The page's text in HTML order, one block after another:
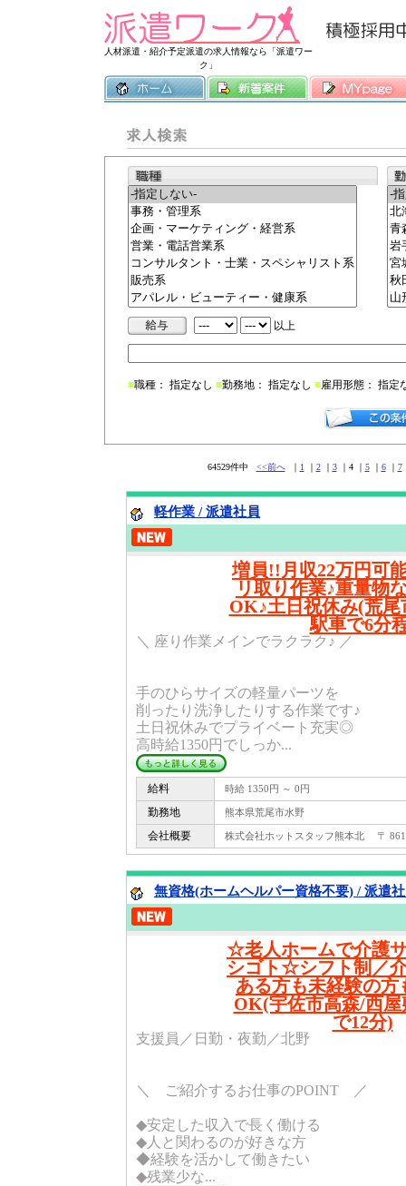
人材派遣・紹介予定派遣の求人情報なら「派遣ワー
ク」
常時3500件以
以上
■職種： 指定なし ■勤務地： 指定なし ■雇用形態： 指定
64529件中 <<前へ｜ 1 ｜ 2｜ 3｜4 ｜ 5｜ 6｜ 7
軽作業 / 派遣社員
増員!!月収22万円可
リ取り作業♪重量物
OK♪土日祝休み(荒尾
駅車で6分
＼ 座り作業メインでラクラク♪ ／
手のひらサイズの軽量パーツを
削ったり洗浄したりする作業です♪
土日祝休みでプライベート充実◎
高時給1350円でしっか...
給料 時給 1350円 ～ 0円
勤務地 熊本県荒尾市水野
会社概要 株式会社ホットスタッフ熊本北 〒
無資格(ホームヘルパー資格不要) / 派遣
☆老人ホームで介護
シゴト☆シフト制／
ある方も未経験の方
OK(宇佐市高森/西屋
で12分)
支援員／日勤・夜勤／北野
＼ ご紹介するお仕事のPOINT ／
◆安定した収入で長く働ける
◆人と関わるのが好きな方
◆経験を活かして働きたい
◆残業少な...